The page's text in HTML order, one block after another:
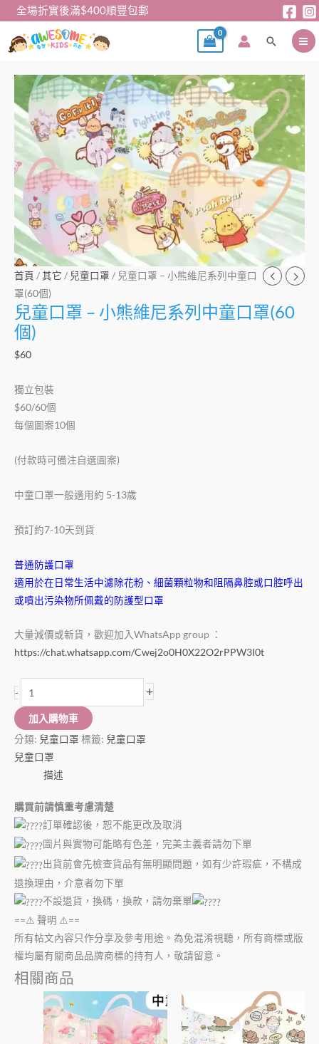
全場折實後滿$400順豐包郵
搜
首頁 /其它 / 兒童口罩 / 兒童口罩 – 小熊維尼系列中童口
罩(60個)
兒童口罩 – 小熊維尼系列中童口罩(60
個)
$60
獨立包裝
$60/60個
每個圖案10個
(付款時可備注自選圖案)
中童口罩一般適用約 5-13歲
預訂約7-10天到貨
普通防護口罩
適用於在日常生活中濾除花粉、細菌顆粒物和阻隔鼻腔或口腔呼出
或噴出污染物所佩戴的防護型口罩
大量減價或新貨，歡迎加入WhatsApp group ：
https://chat.whatsapp.com/Cwej2o0H0X22O2rPPW3I0t
-
童
口
罩
小
熊
維
尼
系
列
中
童
口
罩
(60
數
量
+
加入購物車
分類: 兒童口罩 標籤: 兒童口罩
兒童口罩
描述
購買前請慎重考慮清楚
訂單確認後，恕不能更改及取消
圖片與實物可能略有色差，完美主義者請勿下單
出貨前會先檢查貨品有無明顯問題，如有少許瑕疵，不構成
退換理由，介意者勿下單
不設退貨，換碼，換款，請勿棄單
==⚠️ 聲明 ⚠️==
所有帖文內容只作分享及參考用途。為免混淆視聽，所有商標或版
權均屬有關商品品牌商標的持有人，敬請留意。
相關商品